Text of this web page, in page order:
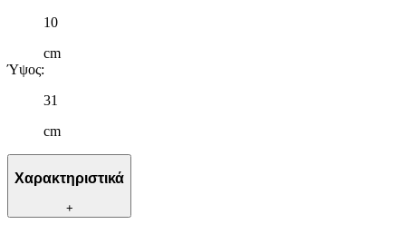
10
cm
Ύψος:
31
cm
Χαρακτηριστικά
+